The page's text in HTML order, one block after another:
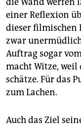
einer Reflexion
dieser filmischen
zwar
Auftrag sogar
macht Witze,
schätze. Für das
zum Lachen.
Auch das Ziel